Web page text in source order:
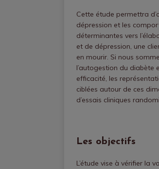
Cette étude permettra
dépression et les
déterminantes vers
et de dépression, une
en mourir. Si nous
l’autogestion du diabète
efficacité, les
ciblées autour de ces
d’essais cliniques
Les objectifs
L’étude vise à vérifier la